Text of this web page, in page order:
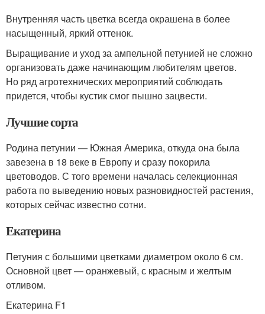
Внутренняя часть цветка всегда окрашена в более
насыщенный, яркий оттенок.
Выращивание и уход за ампельной петунией не сложно
организовать даже начинающим любителям цветов.
Но ряд агротехнических мероприятий соблюдать
придется, чтобы кустик смог пышно зацвести.
Лучшие сорта
Родина петунии — Южная Америка, откуда она была
завезена в 18 веке в Европу и сразу покорила
цветоводов. С того времени началась селекционная
работа по выведению новых разновидностей растения,
которых сейчас известно сотни.
Екатерина
Петуния с большими цветками диаметром около 6 см.
Основной цвет — оранжевый, с красным и желтым
отливом.
Екатерина F1